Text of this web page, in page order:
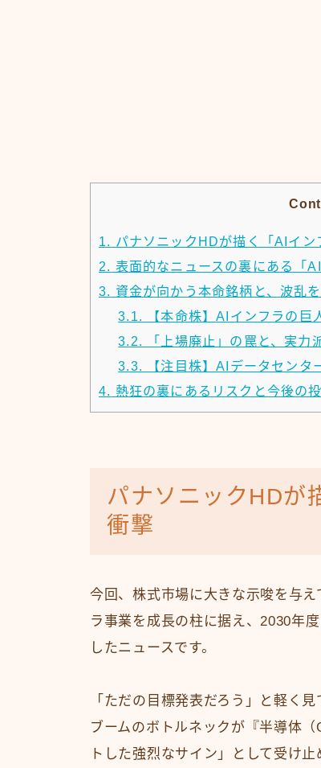
1. パナソニックHDが描く「AIイ
2. 表面的なニュースの裏にある「
3. 資金が向かう本命銘柄と、波乱
3.1.
【本命株】AIインフラの巨
3.2.
「上場廃止」の罠と、実力
3.3.
【注目株】AIデータセンタ
4. 熱狂の裏にあるリスクと今後の
パナソニックHDが
衝撃
今回、株式市場に大きな示唆を与
ラ事業を成長の柱に据え、2030年
したニュースです。
「ただの目標発表だろう」と軽く
ブームのボトルネックが『半導体
トした強烈なサイン」として受け止